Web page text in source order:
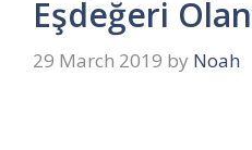
Eşdeğeri
29 March 2019 by Noah